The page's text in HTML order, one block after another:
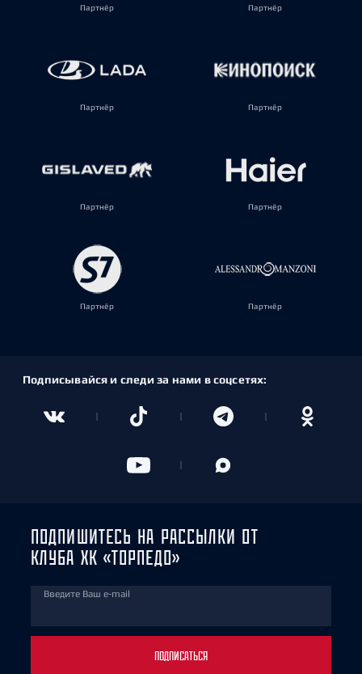
Партнёр Партнёр
Партнёр Партнёр
Партнёр Партнёр
Партнёр Партнёр
Подписывайся и следи за нами в соцсетях:
ПОДПИШИТЕСЬ НА РАССЫЛКИ ОТ
КЛУБА ХК «ТОРПЕДО»
Введите Ваш e-mail
ПОДПИСАТЬСЯ